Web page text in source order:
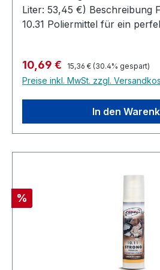
Liter: 53,45 €) Beschreibung FINAL 10.31 FINAL
10.31 Poliermittel für ein
für Klavierlacke. Optimal im
Polierpads "grün". Aggressivität: Niedrig Farbe:
Verkaufspreis:
10,69 € Regulärer Preis:
15,36 € (30.4% gespart)
Preise inkl. MwSt. zzgl.
In den
Rabatt
%